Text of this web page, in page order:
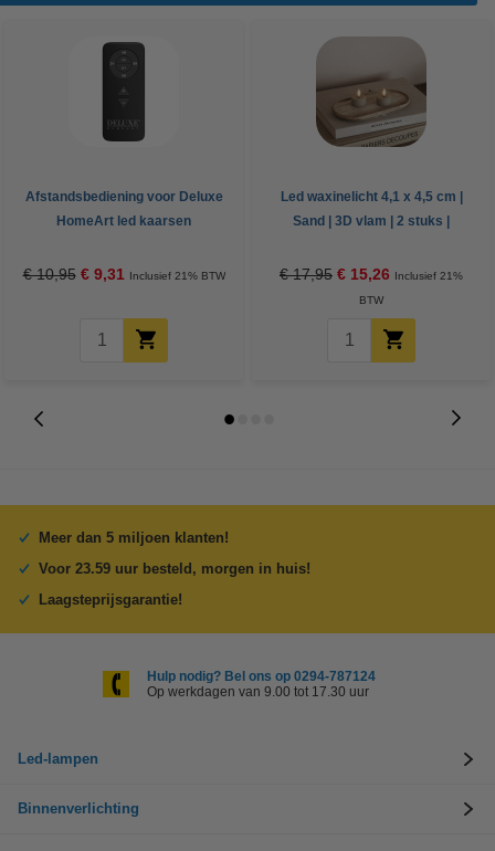
Afstandsbediening voor Deluxe
HomeArt led kaarsen
€ 10,95 € 9,31 Inclusief 21% BTW
Led waxinelicht 4,1 x 4,5 cm |
Sand | 3D vlam | 2 stuks |
€ 17,95 € 15,26 Inclusief 21%
BTW
Meer dan 5 miljoen klanten!
Voor 23.59 uur besteld, morgen in huis!
Laagsteprijsgarantie!
Hulp nodig? Bel ons op 0294-787124
Op werkdagen van 9.00 tot 17.30 uur
Led-lampen
Binnenverlichting